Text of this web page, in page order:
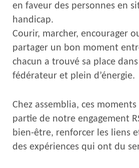
en faveur des personnes en
handicap.
Courir, marcher, encourager
partager un bon moment
chacun a trouvé sa place
fédérateur et plein d’énergie.
Chez assemblia, ces
partie de notre engagement
bien-être, renforcer les liens
des expériences qui ont du